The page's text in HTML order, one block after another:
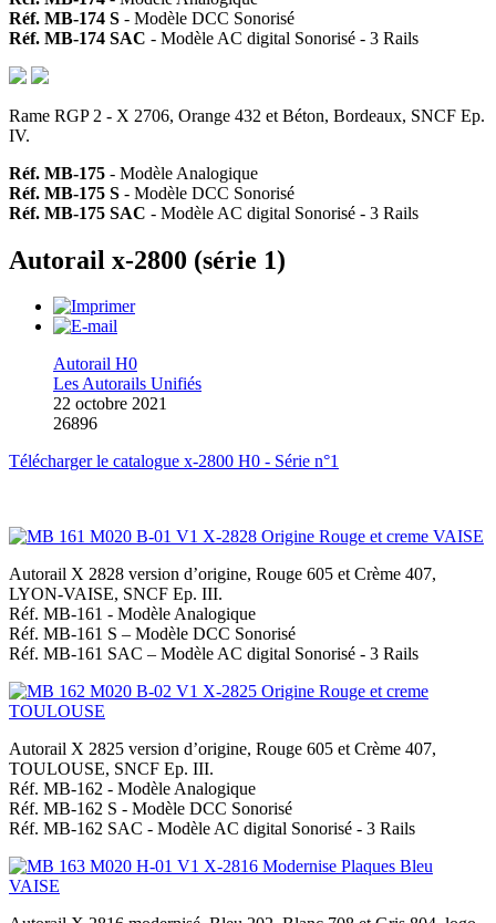
Réf. MB-174 S - Modèle DCC Sonorisé
Réf. MB-174 SAC - Modèle AC digital Sonorisé - 3 Rails
Rame RGP 2 - X 2706, Orange 432 et Béton, Bordeaux, SNCF Ep.
IV.
Réf. MB-175 - Modèle Analogique
Réf. MB-175 S - Modèle DCC Sonorisé
Réf. MB-175 SAC - Modèle AC digital Sonorisé - 3 Rails
Autorail x-2800 (série 1)
Autorail H0
Les Autorails Unifiés
22 octobre 2021
26896
Télécharger le catalogue x-2800 H0 - Série n°1
Autorail X 2828 version d’origine, Rouge 605 et Crème 407,
LYON-VAISE, SNCF Ep. III.
Réf. MB-161 - Modèle Analogique
Réf. MB-161 S – Modèle DCC Sonorisé
Réf. MB-161 SAC – Modèle AC digital Sonorisé - 3 Rails
Autorail X 2825 version d’origine, Rouge 605 et Crème 407,
TOULOUSE, SNCF Ep. III.
Réf. MB-162 - Modèle Analogique
Réf. MB-162 S - Modèle DCC Sonorisé
Réf. MB-162 SAC - Modèle AC digital Sonorisé - 3 Rails